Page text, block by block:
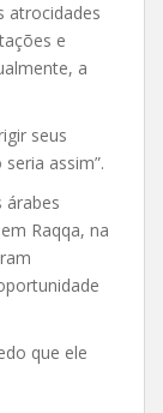
atrocidades
e
a
seus
assim”.
árabes
Raqqa, na
que ele